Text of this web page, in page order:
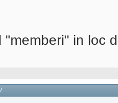
"memberi" in loc